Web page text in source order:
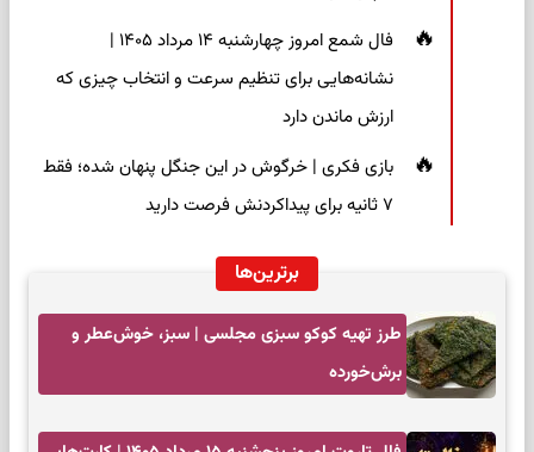
فال شمع امروز چهارشنبه ۱۴ مرداد ۱۴۰۵ |
نشانه‌هایی برای تنظیم سرعت و انتخاب چیزی که
ارزش ماندن دارد
بازی فکری | خرگوش در این جنگل پنهان شده؛ فقط
۷ ثانیه برای پیداکردنش فرصت دارید
برترین‌ها
طرز تهیه کوکو سبزی مجلسی | سبز، خوش‌عطر و
برش‌خورده